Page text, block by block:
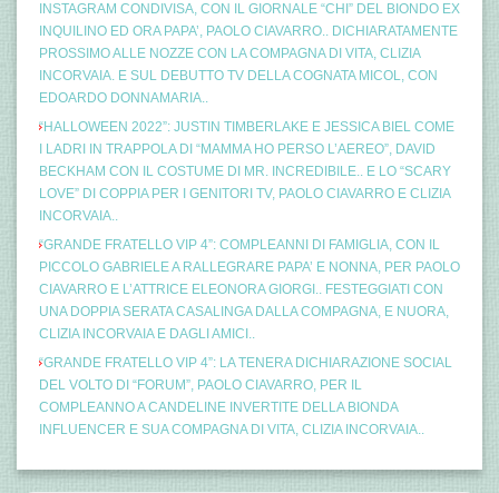
INSTAGRAM CONDIVISA, CON IL GIORNALE “CHI” DEL BIONDO EX
INQUILINO ED ORA PAPA’, PAOLO CIAVARRO.. DICHIARATAMENTE
PROSSIMO ALLE NOZZE CON LA COMPAGNA DI VITA, CLIZIA
INCORVAIA. E SUL DEBUTTO TV DELLA COGNATA MICOL, CON
EDOARDO DONNAMARIA..
“HALLOWEEN 2022”: JUSTIN TIMBERLAKE E JESSICA BIEL COME
I LADRI IN TRAPPOLA DI “MAMMA HO PERSO L’AEREO”, DAVID
BECKHAM CON IL COSTUME DI MR. INCREDIBILE.. E LO “SCARY
LOVE” DI COPPIA PER I GENITORI TV, PAOLO CIAVARRO E CLIZIA
INCORVAIA..
“GRANDE FRATELLO VIP 4”: COMPLEANNI DI FAMIGLIA, CON IL
PICCOLO GABRIELE A RALLEGRARE PAPA’ E NONNA, PER PAOLO
CIAVARRO E L’ATTRICE ELEONORA GIORGI.. FESTEGGIATI CON
UNA DOPPIA SERATA CASALINGA DALLA COMPAGNA, E NUORA,
CLIZIA INCORVAIA E DAGLI AMICI..
“GRANDE FRATELLO VIP 4”: LA TENERA DICHIARAZIONE SOCIAL
DEL VOLTO DI “FORUM”, PAOLO CIAVARRO, PER IL
COMPLEANNO A CANDELINE INVERTITE DELLA BIONDA
INFLUENCER E SUA COMPAGNA DI VITA, CLIZIA INCORVAIA..